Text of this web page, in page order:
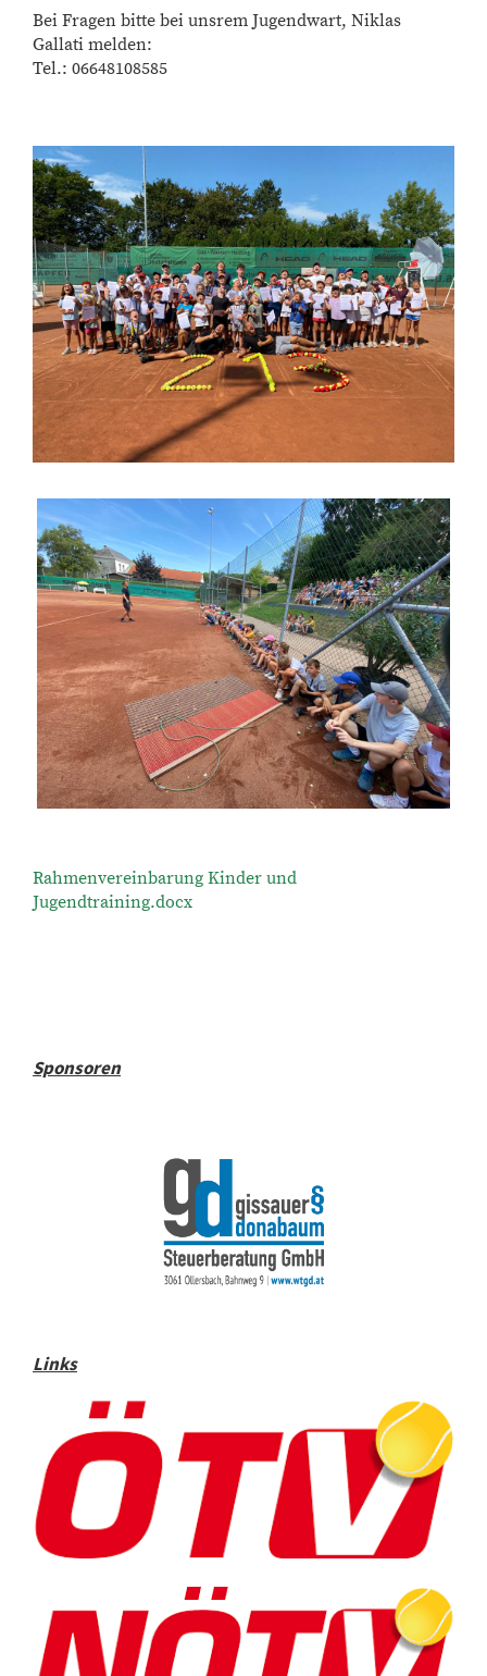
Bei Fragen bitte bei unsrem Jugendwart, Niklas
Gallati melden:
Tel.: 06648108585
Rahmenvereinbarung Kinder und
Jugendtraining.docx
Sponsoren
Links